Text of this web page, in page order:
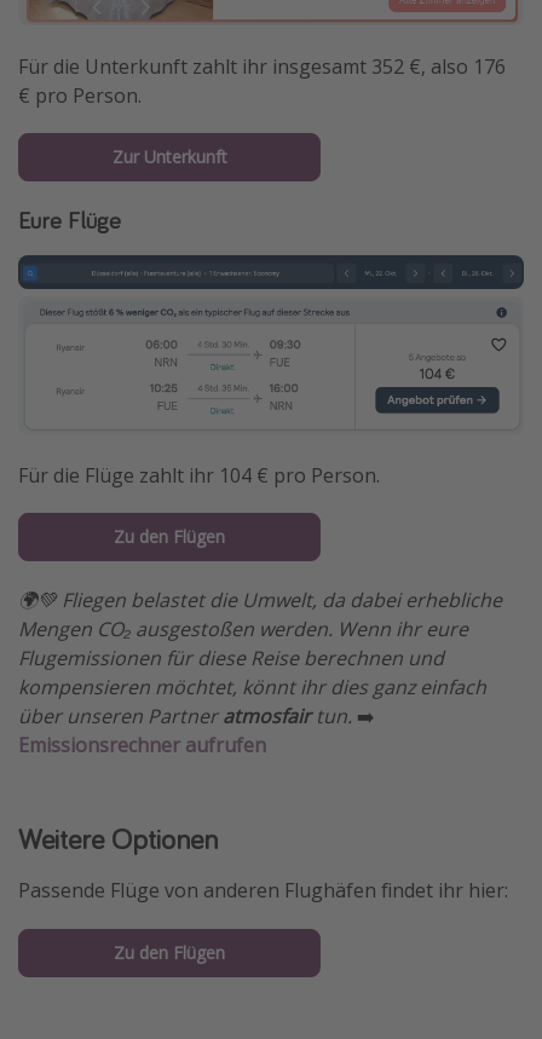
Für die Unterkunft zahlt ihr insgesamt 352 €, also 176
€ pro Person.
Zur Unterkunft
Eure Flüge
Für die Flüge zahlt ihr 104 € pro Person.
Zu den Flügen
🌍💚 Fliegen belastet die Umwelt, da dabei erhebliche
Mengen CO₂ ausgestoßen werden. Wenn ihr eure
Flugemissionen für diese Reise berechnen und
kompensieren möchtet, könnt ihr dies ganz einfach
über unseren Partneratmosfairtun. ➡️
Emissionsrechner aufrufen
Weitere Optionen
Passende Flüge von anderen Flughäfen findet ihr hier:
Zu den Flügen